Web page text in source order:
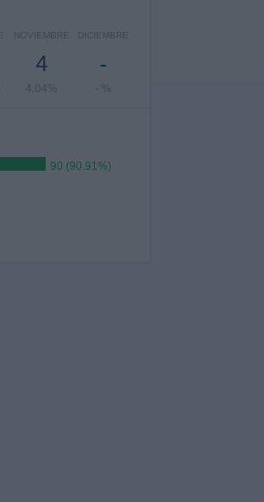
NOVIEMBRE
4
4.04%
DICIEMBRE
-
- %
90 (90.91%)